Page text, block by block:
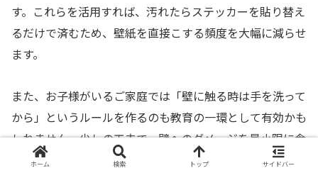
す。これらを活用すれば、汚れたらステッカーを貼り替え
るだけで済むため、壁紙を直接こする頻度を大幅に減らせ
ます。
また、お子様がいるご家庭では「壁に触る時は手を洗って
から」というルールを作るのも教育の一環として有効かも
しれません。少しの工夫で、壁へのダメージを最小限に食
い止めることができます。
ホーム 検索 トップ サイドバー